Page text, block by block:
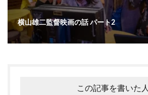
横山雄二監督映画の話 パート2
この記事を書いた人